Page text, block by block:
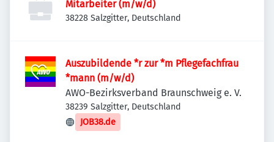
Mitarbeiter (m/w/d)
38228 Salzgitter, Deutschland
Auszubildende *r zur *m Pflegefachfrau
*mann (m/w/d)
AWO-Bezirksverband Braunschweig e. V.
38239 Salzgitter, Deutschland
JOB38.de